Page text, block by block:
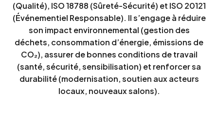
(Qualité), ISO 18788 (Sûreté-Sécurité) et ISO 20121
(Événementiel Responsable). Il s’engage à réduire
son impact environnemental (gestion des
déchets, consommation d’énergie, émissions de
CO₂), assurer de bonnes conditions de travail
(santé, sécurité, sensibilisation) et renforcer sa
durabilité (modernisation, soutien aux acteurs
locaux, nouveaux salons).